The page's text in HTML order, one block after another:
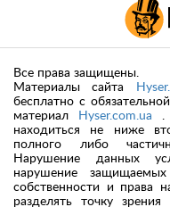
Все права защищены.
Материалы сайта
бесплатно с
материал
Hyser.com.ua .
находиться не ниже
полного либо
Нарушение данных
нарушение
собственности и права
разделять точку